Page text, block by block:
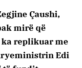
Çaushi,
mirë që
ka replikuar me
Edi